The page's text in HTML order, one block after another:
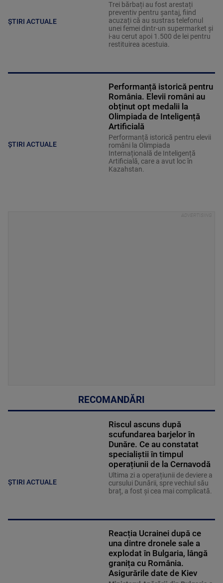
ȘTIRI ACTUALE
Trei bărbați au fost arestați
preventiv pentru șantaj, fiind
acuzați că au sustras telefonul
unei femei dintr-un supermarket și
i-au cerut apoi 1.500 de lei pentru
restituirea acestuia.
ȘTIRI ACTUALE
Performanță istorică pentru
România. Elevii români au
obținut opt medalii la
Olimpiada de Inteligență
Artificială
Performanță istorică pentru elevii
români la Olimpiada
Internațională de Inteligență
Artificială, care a avut loc în
Kazahstan.
RECOMANDĂRI
ȘTIRI ACTUALE
Riscul ascuns după
scufundarea barjelor în
Dunăre. Ce au constatat
specialiștii în timpul
operațiunii de la Cernavodă
Ultima zi a operațiunii de deviere a
cursului Dunării, spre vechiul său
braț, a fost și cea mai complicată.
Reacția Ucrainei după ce
una dintre dronele sale a
explodat în Bulgaria, lângă
granița cu România.
Asigurările date de Kiev